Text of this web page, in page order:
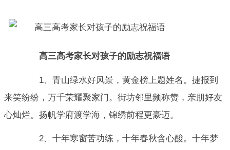
高三高考家长对孩子的励志祝福语
1、青山绿水好风景，黄金榜上题姓名。捷报到
来笑纷纷，万千荣耀聚家门。街坊邻里频称赞，亲朋好友
心灿烂。扬帆学府渡学海，锦绣前程更豪迈。
2、十年寒窗苦功练，十年春秋含心酸。十年梦